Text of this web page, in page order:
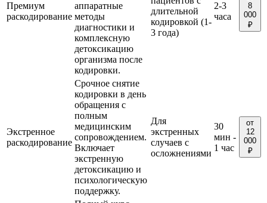
Премиум
раскодирование
аппаратные
методы
диагностики и
комплексную
детоксикацию
организма после
кодировки.
длительной
кодировкой (1-
3 года)
2-3
часа
8
000
₽
Экстренное
раскодирование
Срочное снятие
кодировки в день
обращения с
полным
медицинским
сопровождением.
Включает
экстренную
детоксикацию и
психологическую
поддержку.
Для
экстренных
случаев с
осложнениями
30
мин -
1 час
от
12
000
₽